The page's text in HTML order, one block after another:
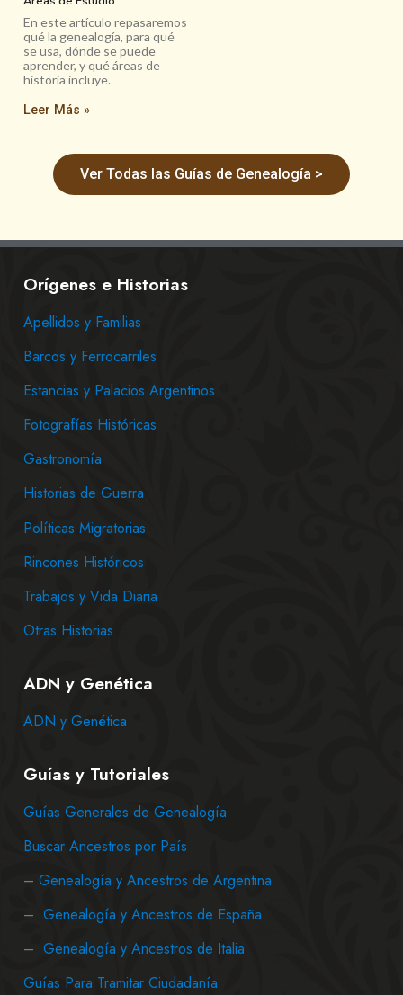
En este artículo repasaremos
qué la genealogía, para qué
se usa, dónde se puede
aprender, y qué áreas de
historia incluye.
Leer Más »
Ver Todas las Guías de Genealogía >
Orígenes e Historias
Apellidos y Familias
Barcos y Ferrocarriles
Estancias y Palacios Argentinos
Fotografías Históricas
Gastronomía
Historias de Guerra
Políticas Migratorias
Rincones Históricos
Trabajos y Vida Diaria
Otras Historias
ADN y Genética
ADN y Genética
Guías y Tutoriales
Guías Generales de Genealogía
Buscar Ancestros por País
– Genealogía y Ancestros de Argentina
– Genealogía y Ancestros de España
– Genealogía y Ancestros de Italia
Guías Para Tramitar Ciudadanía